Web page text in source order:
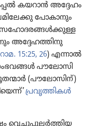
കയറാൻ അദ്ദേഹം
പോകാ​നും
സഹോ​ദ​ര​ങ്ങൾക്കുള്ള
അദ്ദേഹ​ത്തി​നു
15:25, 26) എന്നാൽ
പൗലോ​സി​
‘ജൂതന്മാർ (പൗലോ​സിന്‌)
പ്രവൃ​ത്തി​കൾ